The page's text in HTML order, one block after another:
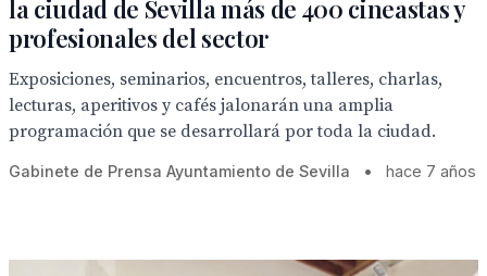
la ciudad de Sevilla más de 400 cineastas y
profesionales del sector
Exposiciones, seminarios, encuentros, talleres, charlas,
lecturas, aperitivos y cafés jalonarán una amplia
programación que se desarrollará por toda la ciudad.
Gabinete de Prensa Ayuntamiento de Sevilla • hace 7 años